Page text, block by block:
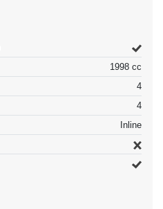
1998 cc
4
4
Inline